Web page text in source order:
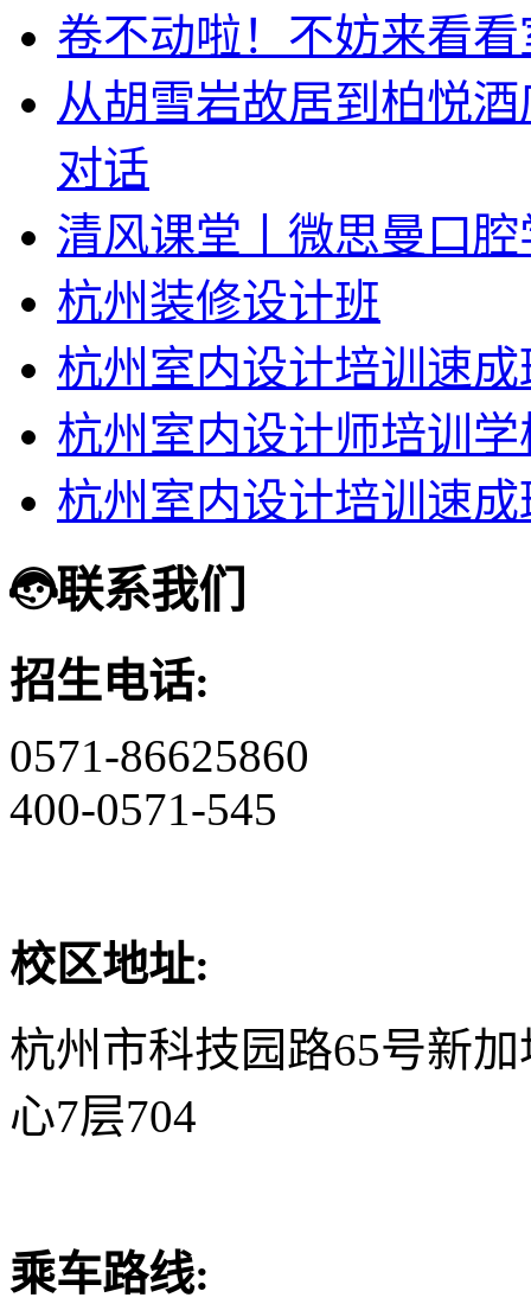
卷不动啦！不妨来看
从胡雪岩故居到柏悦
对话
清风课堂丨微思曼口
杭州装修设计班
杭州室内设计培训速成
杭州室内设计师培训
杭州室内设计培训速成
联系我们
招生电话:
0571-86625860
400-0571-545
校区地址:
杭州市科技园路65号新
心7层704
乘车路线: